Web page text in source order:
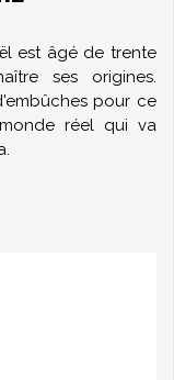
est âgé de trente
ses origines.
pour ce
réel qui va